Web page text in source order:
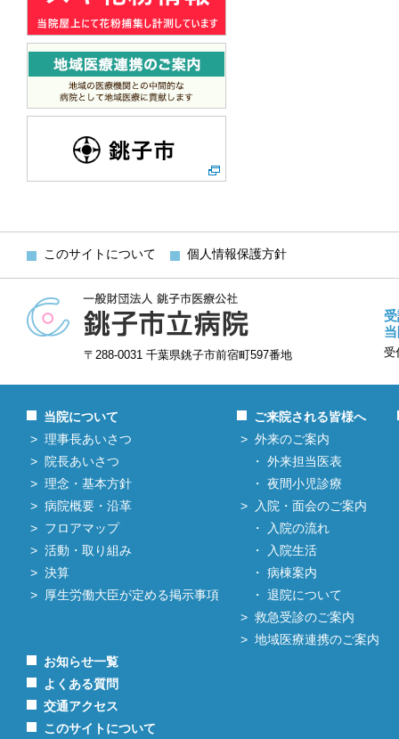
このサイトについて 個人情報保護方針
〒288-0031 千葉県銚子市前宿町597番地 受
当院について
理事長あいさつ
院長あいさつ
理念・基本方針
病院概要・沿革
フロアマップ
活動・取り組み
決算
厚生労働大臣が定める掲示事項
ご来院される皆様へ
外来のご案内
外来担当医表
夜間小児診療
入院・面会のご案内
入院の流れ
入院生活
病棟案内
退院について
救急受診のご案内
地域医療連携のご案内
お知らせ一覧
よくある質問
交通アクセス
このサイトについて